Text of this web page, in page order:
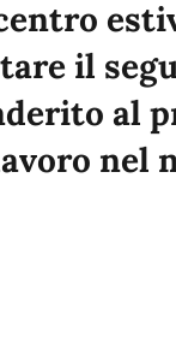
il
al
nel